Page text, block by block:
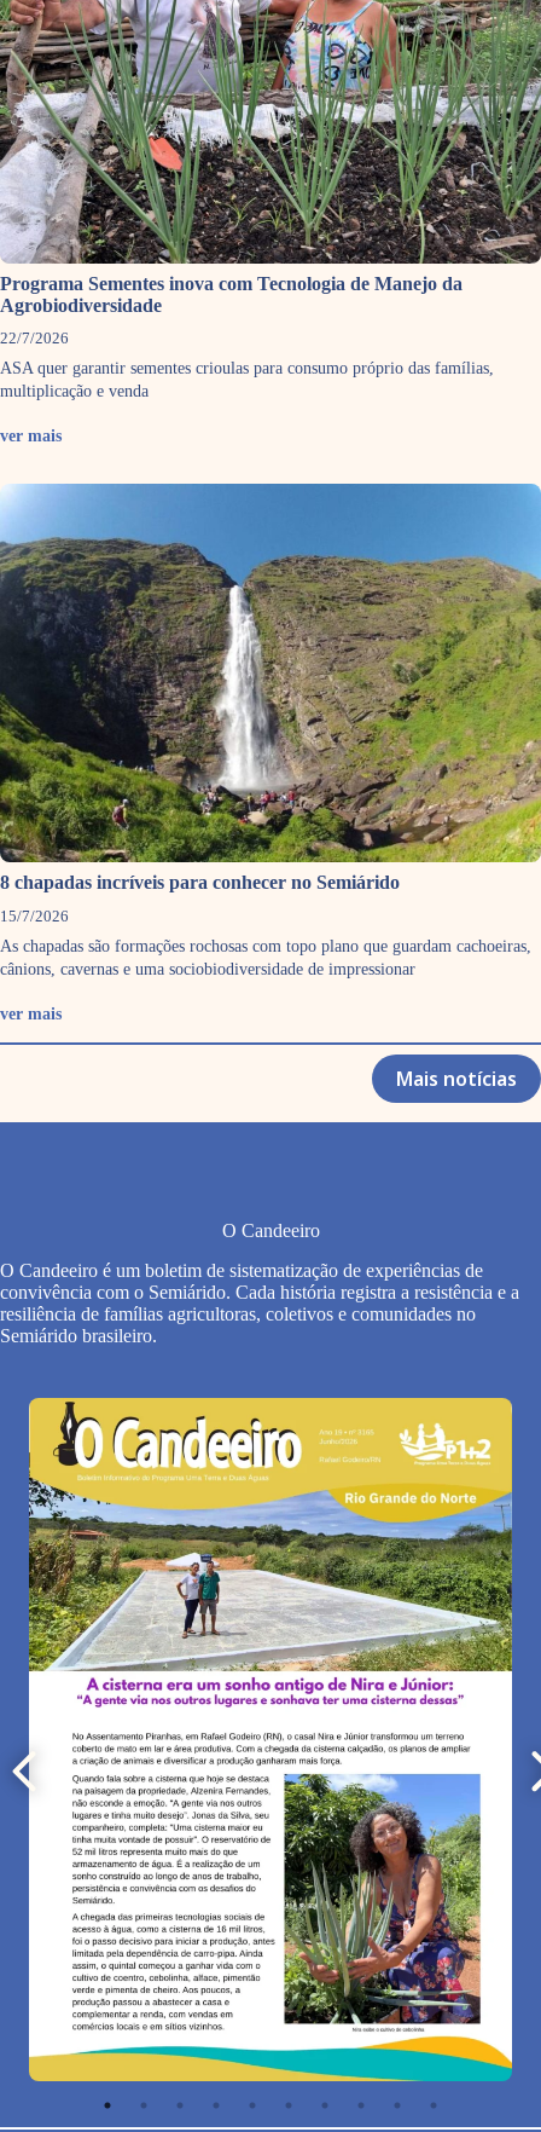
Programa Sementes inova com Tecnologia de Manejo da
Agrobiodiversidade
22/7/2026
ASA quer garantir sementes crioulas para consumo próprio das famílias,
multiplicação e venda
ver mais
8 chapadas incríveis para conhecer no Semiárido
15/7/2026
As chapadas são formações rochosas com topo plano que guardam cachoeiras,
cânions, cavernas e uma sociobiodiversidade de impressionar
ver mais
Mais notícias
O Candeeiro
O Candeeiro é um boletim de sistematização de experiências de
convivência com o Semiárido. Cada história registra a resistência e a
resiliência de famílias agricultoras, coletivos e comunidades no
Semiárido brasileiro.